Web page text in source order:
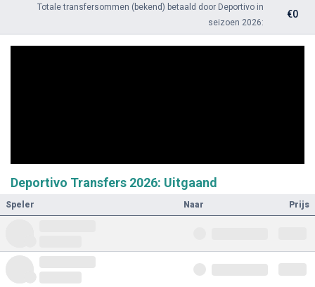
Totale transfersommen (bekend) betaald door Deportivo in
seizoen 2026:
€0
Deportivo Transfers 2026: Uitgaand
Speler Naar Prijs